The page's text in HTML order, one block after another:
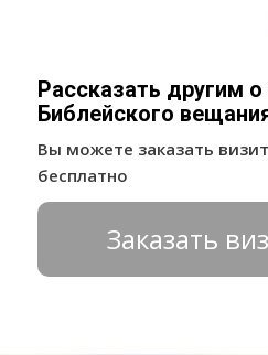
Рассказать другим
Библейского
Вы можете заказать
бесплатно
Заказать